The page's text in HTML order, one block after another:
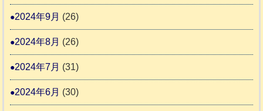
2024年9月 (26)
2024年8月 (26)
2024年7月 (31)
2024年6月 (30)